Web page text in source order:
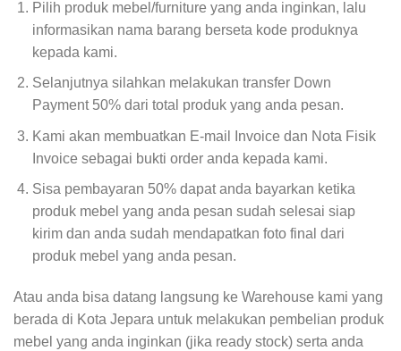
Pilih produk mebel/furniture yang anda inginkan, lalu
informasikan nama barang berseta kode produknya
kepada kami.
Selanjutnya silahkan melakukan transfer Down
Payment 50% dari total produk yang anda pesan.
Kami akan membuatkan E-mail Invoice dan Nota Fisik
Invoice sebagai bukti order anda kepada kami.
Sisa pembayaran 50% dapat anda bayarkan ketika
produk mebel yang anda pesan sudah selesai siap
kirim dan anda sudah mendapatkan foto final dari
produk mebel yang anda pesan.
Atau anda bisa datang langsung ke Warehouse kami yang
berada di Kota Jepara untuk melakukan pembelian produk
mebel yang anda inginkan (jika ready stock) serta anda